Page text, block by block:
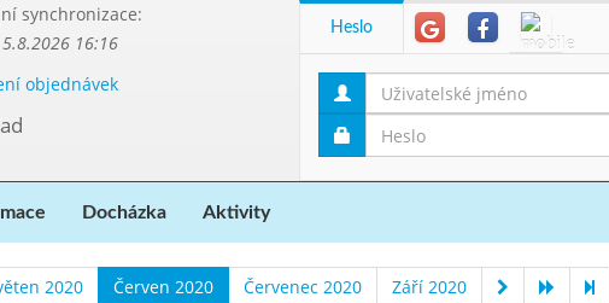
synchronizace:
16:16
objednávek
Heslo
Docházka Aktivity
2020 Červen 2020 Červenec 2020 Září 2020